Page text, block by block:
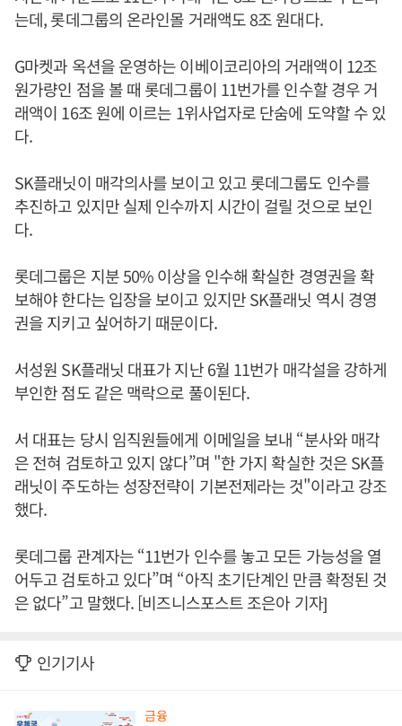
는데, 롯데그룹의 온라인몰 거래액도 8조 원대다.
G마켓과 옥션을 운영하는 이베이코리아의 거래액이 12조
원가량인 점을 볼 때 롯데그룹이 11번가를 인수할 경우 거
래액이 16조 원에 이르는 1위사업자로 단숨에 도약할 수 있
다.
SK플래닛이 매각의사를 보이고 있고 롯데그룹도 인수를
추진하고 있지만 실제 인수까지 시간이 걸릴 것으로 보인
다.
롯데그룹은 지분 50% 이상을 인수해 확실한 경영권을 확
보해야 한다는 입장을 보이고 있지만 SK플래닛 역시 경영
권을 지키고 싶어하기 때문이다.
서성원 SK플래닛 대표가 지난 6월 11번가 매각설을 강하게
부인한 점도 같은 맥락으로 풀이된다.
서 대표는 당시 임직원들에게 이메일을 보내 “분사와 매각
은 전혀 검토하고 있지 않다”며 "한 가지 확실한 것은 SK플
래닛이 주도하는 성장전략이 기본전제라는 것"이라고 강조
했다.
롯데그룹 관계자는 “11번가 인수를 놓고 모든 가능성을 열
어두고 검토하고 있다”며 “아직 초기단계인 만큼 확정된 것
은 없다”고 말했다. [비즈니스포스트 조은아 기자]
인기기사
금융